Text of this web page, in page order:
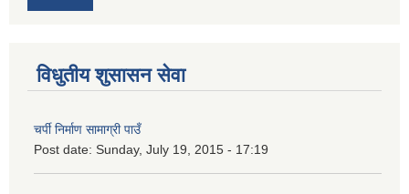
विधुतीय शुसासन सेवा
चर्पी निर्माण सामाग्री पाउँ
Post date: Sunday, July 19, 2015 - 17:19